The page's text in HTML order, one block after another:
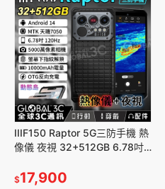
IIIF150 Raptor 5G三防手機 熱
像儀 夜視 32+512GB 6.78吋
$17,900